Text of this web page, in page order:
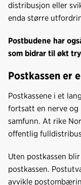
distribusjon eller
enda større
Postbudene har
som bidrar til økt
Postkassen er
Postkassene i et
fortsatt en nerve og
samfunn. At rike
offentlig
Uten postkassen
postkassen.
avvikle